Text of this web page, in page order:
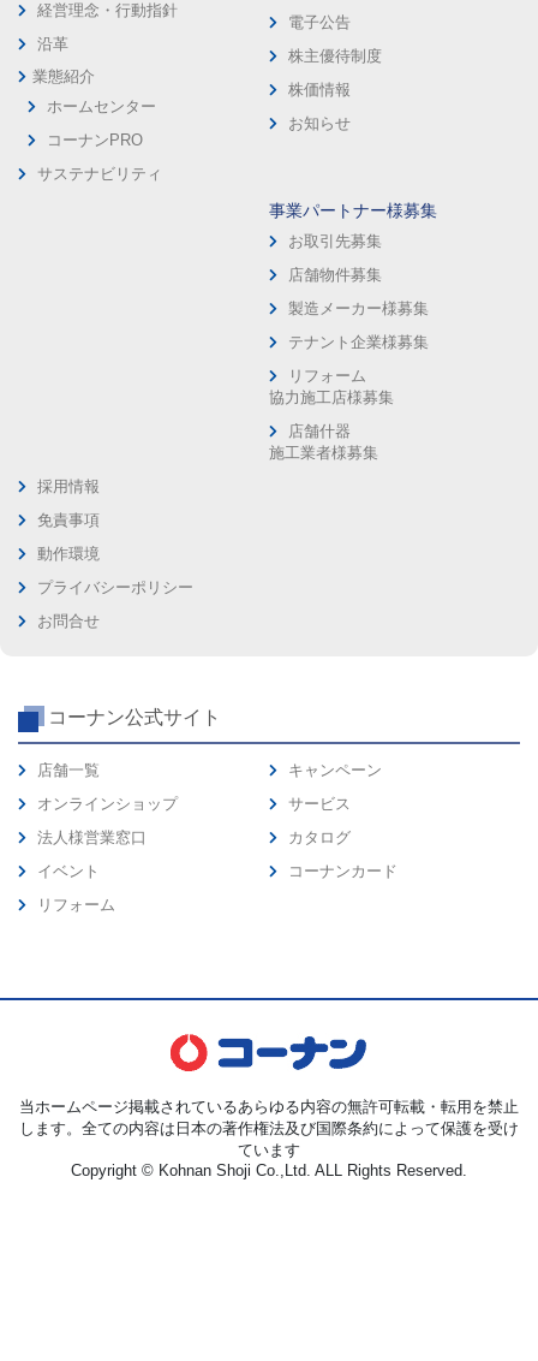
経営理念・行動指針
沿革
業態紹介
ホームセンター
コーナンPRO
サステナビリティ
電子公告
株主優待制度
株価情報
お知らせ
事業パートナー様募集
お取引先募集
店舗物件募集
製造メーカー様募集
テナント企業様募集
リフォーム
協力施工店様募集
店舗什器
施工業者様募集
採用情報
免責事項
動作環境
プライバシーポリシー
お問合せ
コーナン公式サイト
店舗一覧
オンラインショップ
法人様営業窓口
イベント
リフォーム
キャンペーン
サービス
カタログ
コーナンカード
当ホームページ掲載されているあらゆる内容の無許可転載・転用を禁止
します。全ての内容は日本の著作権法及び国際条約によって保護を受け
ています
Copyright © Kohnan Shoji Co.,Ltd. ALL Rights Reserved.